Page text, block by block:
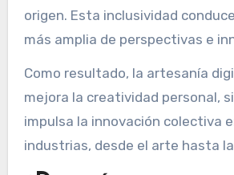
origen. Esta inclusividad
más amplia de perspectivas e
Como resultado, la artesanía
mejora la creatividad personal,
impulsa la innovación colectiva
industrias, desde el arte hasta